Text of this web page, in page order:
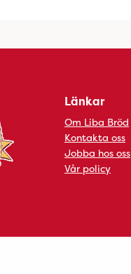
Länkar
Om Liba Bröd
Kontakta oss
Jobba hos oss
Vår policy